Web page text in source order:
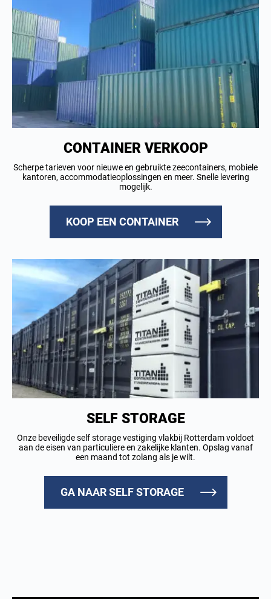
CONTAINER VERKOOP
Scherpe tarieven voor nieuwe en gebruikte zeecontainers, mobiele
kantoren, accommodatieoplossingen en meer. Snelle levering
mogelijk.
KOOP EEN CONTAINER
SELF STORAGE
Onze beveiligde self storage vestiging vlakbij Rotterdam voldoet
aan de eisen van particuliere en zakelijke klanten. Opslag vanaf
een maand tot zolang als je wilt.
GA NAAR SELF STORAGE